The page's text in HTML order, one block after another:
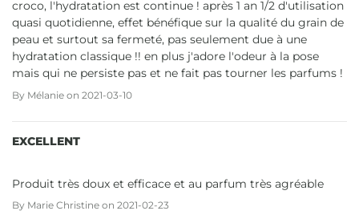
croco, l'hydratation est continue ! après 1 an 1/2 d'utilisation
quasi quotidienne, effet bénéfique sur la qualité du grain de
peau et surtout sa fermeté, pas seulement due à une
hydratation classique !! en plus j'adore l'odeur à la pose
mais qui ne persiste pas et ne fait pas tourner les parfums !
By Mélanie on 2021-03-10
EXCELLENT
Produit très doux et efficace et au parfum très agréable
By Marie Christine on 2021-02-23